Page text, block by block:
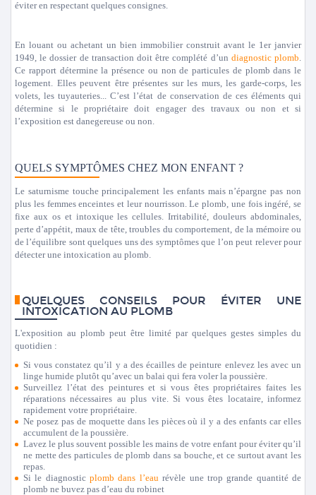
éviter en respectant quelques consignes.
En louant ou achetant un bien immobilier construit avant le 1er janvier
1949, le dossier de transaction doit être complété d’un diagnostic plomb.
Ce rapport détermine la présence ou non de particules de plomb dans le
logement. Elles peuvent être présentes sur les murs, les garde-corps, les
volets, les tuyauteries... C’est l’état de conservation de ces éléments qui
détermine si le propriétaire doit engager des travaux ou non et si
l’exposition est danegereuse ou non.
QUELS SYMPTÔMES CHEZ MON ENFANT ?
Le saturnisme touche principalement les enfants mais n’épargne pas non
plus les femmes enceintes et leur nourrisson. Le plomb, une fois ingéré, se
fixe aux os et intoxique les cellules. Irritabilité, douleurs abdominales,
perte d’appétit, maux de tête, troubles du comportement, de la mémoire ou
de l’équilibre sont quelques uns des symptômes que l’on peut relever pour
détecter une intoxication au plomb.
QUELQUES CONSEILS POUR ÉVITER UNE
INTOXICATION AU PLOMB
L'exposition au plomb peut être limité par quelques gestes simples du
quotidien :
Si vous constatez qu’il y a des écailles de peinture enlevez les avec un
linge humide plutôt qu’avec un balai qui fera voler la poussière.
Surveillez l’état des peintures et si vous êtes propriétaires faites les
réparations nécessaires au plus vite. Si vous êtes locataire, informez
rapidement votre propriétaire.
Ne posez pas de moquette dans les pièces où il y a des enfants car elles
accumulent de la poussière.
Lavez le plus souvent possible les mains de votre enfant pour éviter qu’il
ne mette des particules de plomb dans sa bouche, et ce surtout avant les
repas.
Si le diagnosticplomb dans l’eaurévèle une trop grande quantité de
plomb ne buvez pas d’eau du robinet